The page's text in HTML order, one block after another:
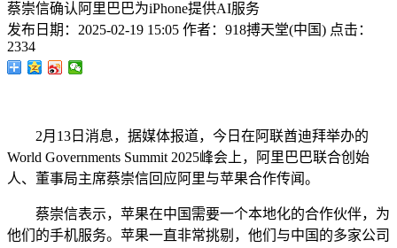
蔡崇信确认阿里巴巴为iPhone提供AI服务
发布日期： 2025-02-19 15:05 作者： 918搏天堂(中国) 点击：
2334
2月13日消息，据媒体报道，今日在阿联酋迪拜举办的
World Governments Summit 2025峰会上，阿里巴巴联合创始
人、董事局主席蔡崇信回应阿里与苹果合作传闻。
蔡崇信表示，苹果在中国需要一个本地化的合作伙伴，为
他们的手机服务。苹果一直非常挑剔，他们与中国的多家公司